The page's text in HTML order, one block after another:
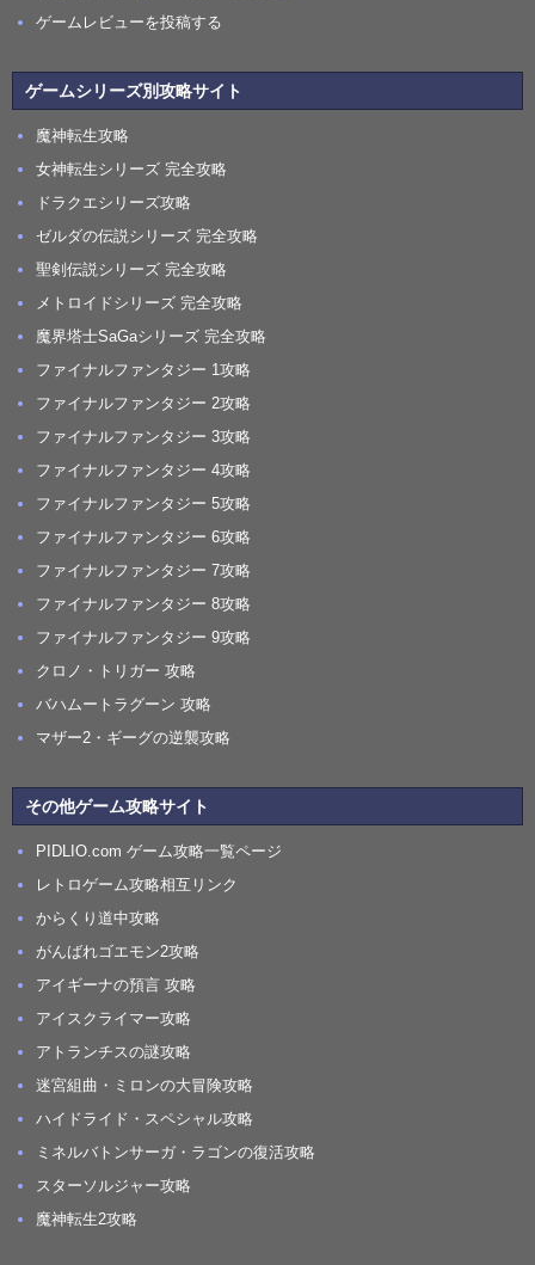
ゲームレビューを投稿する
ゲームシリーズ別攻略サイト
魔神転生攻略
女神転生シリーズ 完全攻略
ドラクエシリーズ攻略
ゼルダの伝説シリーズ 完全攻略
聖剣伝説シリーズ 完全攻略
メトロイドシリーズ 完全攻略
魔界塔士SaGaシリーズ 完全攻略
ファイナルファンタジー 1攻略
ファイナルファンタジー 2攻略
ファイナルファンタジー 3攻略
ファイナルファンタジー 4攻略
ファイナルファンタジー 5攻略
ファイナルファンタジー 6攻略
ファイナルファンタジー 7攻略
ファイナルファンタジー 8攻略
ファイナルファンタジー 9攻略
クロノ・トリガー 攻略
バハムートラグーン 攻略
マザー2・ギーグの逆襲攻略
その他ゲーム攻略サイト
PIDLIO.com ゲーム攻略一覧ページ
レトロゲーム攻略相互リンク
からくり道中攻略
がんばれゴエモン2攻略
アイギーナの預言 攻略
アイスクライマー攻略
アトランチスの謎攻略
迷宮組曲・ミロンの大冒険攻略
ハイドライド・スペシャル攻略
ミネルバトンサーガ・ラゴンの復活攻略
スターソルジャー攻略
魔神転生2攻略